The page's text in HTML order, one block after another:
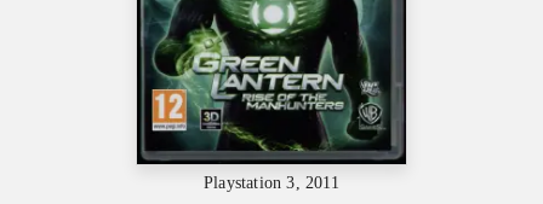
Playstation 3, 2011